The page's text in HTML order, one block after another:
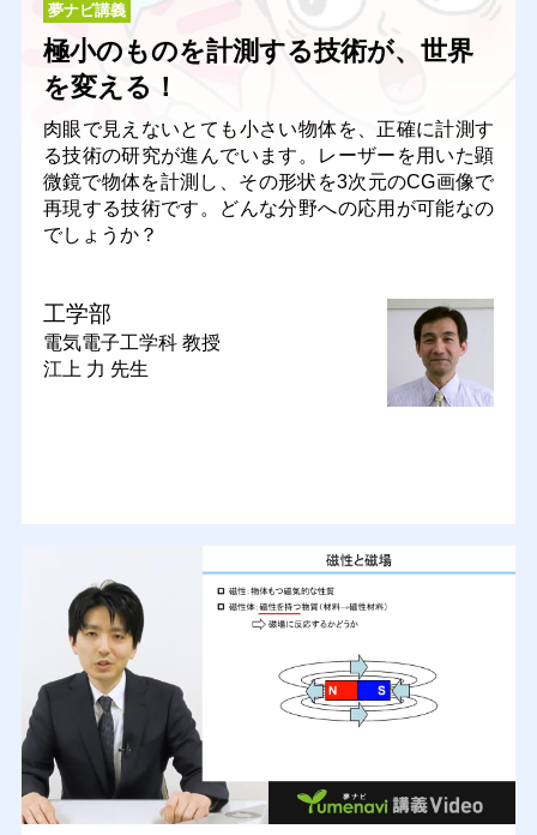
夢ナビ講義
極小のものを計測する技術が、世界
を変える！
肉眼で見えないとても小さい物体を、正確に計測す
る技術の研究が進んでいます。レーザーを用いた顕
微鏡で物体を計測し、その形状を3次元のCG画像で
再現する技術です。どんな分野への応用が可能なの
でしょうか？
工学部
電気電子工学科 教授
江上 力 先生